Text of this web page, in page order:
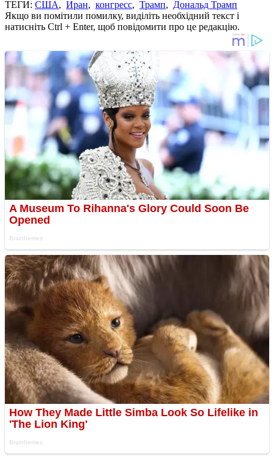
ТЕГИ: США, Иран, конгресс, Трамп, Дональд Трамп
Якщо ви помітили помилку, виділіть необхідний текст і
натисніть Ctrl + Enter, щоб повідомити про це редакцію.